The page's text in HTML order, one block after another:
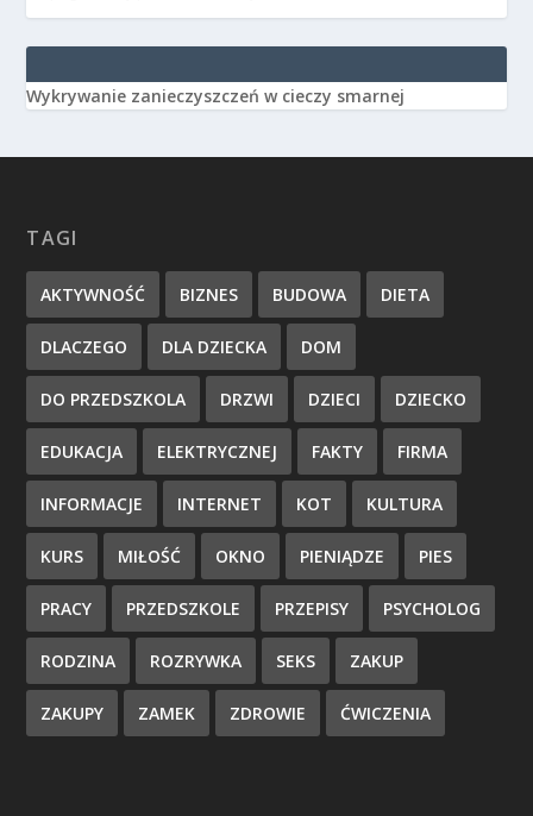
Wykrywanie zanieczyszczeń w cieczy smarnej
TAGI
AKTYWNOŚĆ BIZNES BUDOWA DIETA
DLACZEGO DLA DZIECKA DOM
DO PRZEDSZKOLA DRZWI DZIECI DZIECKO
EDUKACJA ELEKTRYCZNEJ FAKTY FIRMA
INFORMACJE INTERNET KOT KULTURA
KURS MIŁOŚĆ OKNO PIENIĄDZE PIES
PRACY PRZEDSZKOLE PRZEPISY PSYCHOLOG
RODZINA ROZRYWKA SEKS ZAKUP
ZAKUPY ZAMEK ZDROWIE ĆWICZENIA